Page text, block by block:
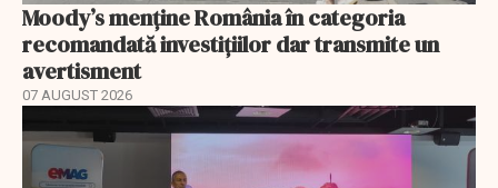
Moody’s menține România în categoria
recomandată investițiilor dar transmite un
avertisment
07 AUGUST 2026